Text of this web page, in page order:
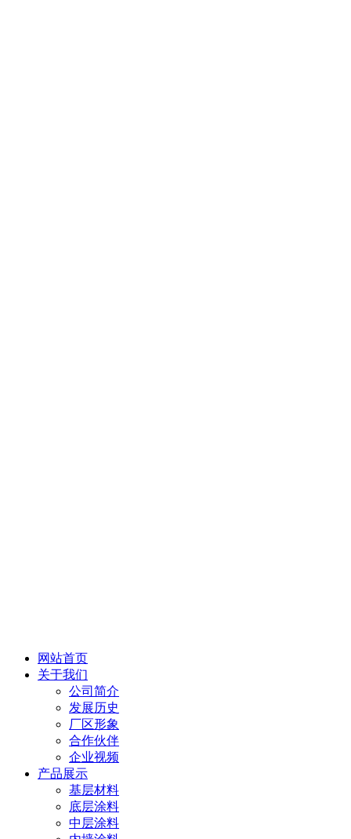
网站首页
关于我们
公司简介
发展历史
厂区形象
合作伙伴
企业视频
产品展示
基层材料
底层涂料
中层涂料